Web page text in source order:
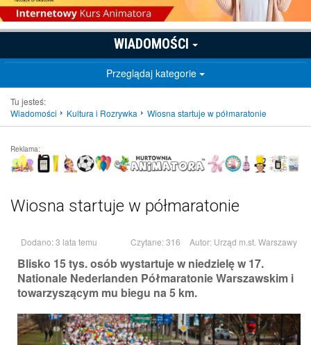
WIADOMOŚCI
Przeglądaj kategorie
Tu jesteś:
Wiadomości
Kultura i Rozrywka Wiosna startuje w półmaratonie
Reklama:
Wiosna startuje w półmaratonie
Dodano: 3 lata temu Czytane: 316 Autor: Urząd m.st. Warszawy
Blisko 15 tys. osób wystartuje w niedzielę w 17.
Nationale Nederlanden Półmaratonie Warszawskim i
towarzyszącym mu biegu na 5 km.